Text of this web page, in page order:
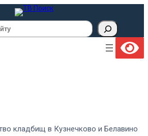
кладбищ в Кузнечково и Белавино